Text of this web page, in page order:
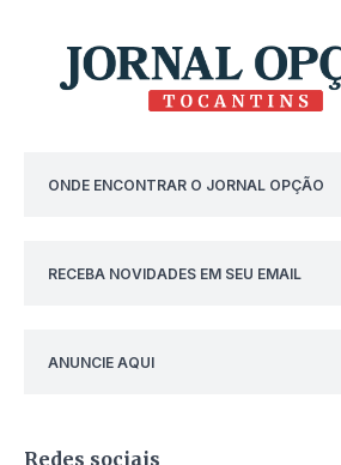
ONDE ENCONTRAR O JORNAL OPÇÃO
RECEBA NOVIDADES EM SEU EMAIL
ANUNCIE AQUI
Redes sociais